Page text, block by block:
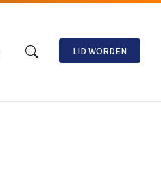
LID WORDEN